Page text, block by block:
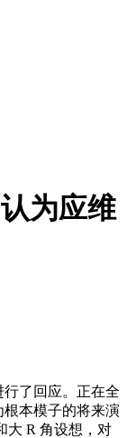
为应维
了回应。正在全
本模子的将来演
大 R 角设想，对